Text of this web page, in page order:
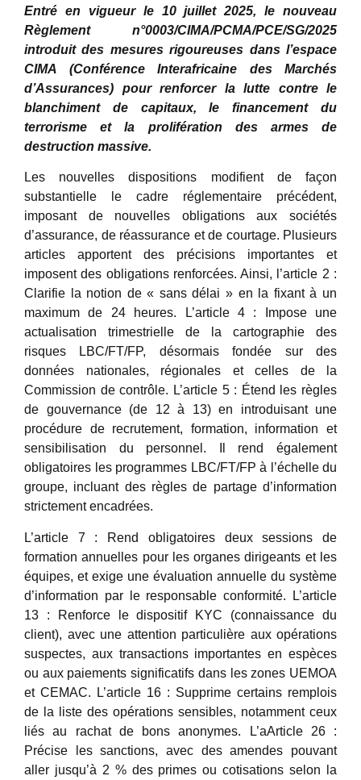
Entré en vigueur le 10 juillet 2025, le nouveau
Règlement n°0003/CIMA/PCMA/PCE/SG/2025
introduit des mesures rigoureuses dans l’espace
CIMA (Conférence Interafricaine des Marchés
d’Assurances) pour renforcer la lutte contre le
blanchiment de capitaux, le financement du
terrorisme et la prolifération des armes de
destruction massive.
Les nouvelles dispositions modifient de façon
substantielle le cadre réglementaire précédent,
imposant de nouvelles obligations aux sociétés
d’assurance, de réassurance et de courtage. Plusieurs
articles apportent des précisions importantes et
imposent des obligations renforcées. Ainsi, l’article 2 :
Clarifie la notion de « sans délai » en la fixant à un
maximum de 24 heures. L’article 4 : Impose une
actualisation trimestrielle de la cartographie des
risques LBC/FT/FP, désormais fondée sur des
données nationales, régionales et celles de la
Commission de contrôle. L’article 5 : Étend les règles
de gouvernance (de 12 à 13) en introduisant une
procédure de recrutement, formation, information et
sensibilisation du personnel. Il rend également
obligatoires les programmes LBC/FT/FP à l’échelle du
groupe, incluant des règles de partage d’information
strictement encadrées.
L’article 7 : Rend obligatoires deux sessions de
formation annuelles pour les organes dirigeants et les
équipes, et exige une évaluation annuelle du système
d’information par le responsable conformité. L’article
13 : Renforce le dispositif KYC (connaissance du
client), avec une attention particulière aux opérations
suspectes, aux transactions importantes en espèces
ou aux paiements significatifs dans les zones UEMOA
et CEMAC. L’article 16 : Supprime certains remplois
de la liste des opérations sensibles, notamment ceux
liés au rachat de bons anonymes. L’aArticle 26 :
Précise les sanctions, avec des amendes pouvant
aller jusqu’à 2 % des primes ou cotisations selon la